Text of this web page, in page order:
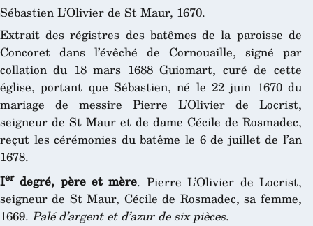
Sébastien L’Olivier de St Maur, 1670.
Extrait des régistres des batêmes de la paroisse de
Concoret dans l’évêché de Cornouaille, signé par
collation du 18 mars 1688 Guiomart, curé de cette
église, portant que Sébastien, né le 22 juin 1670 du
mariage de messire Pierre L’Olivier de Locrist,
seigneur de St Maur et de dame Cécile de Rosmadec,
reçut les cérémonies du batême le 6 de juillet de l’an
1678.
Ierdegré, père et mère. Pierre L’Olivier de Locrist,
seigneur de St Maur, Cécile de Rosmadec, sa femme,
1669. Palé d’argent et d’azur de six pièces.